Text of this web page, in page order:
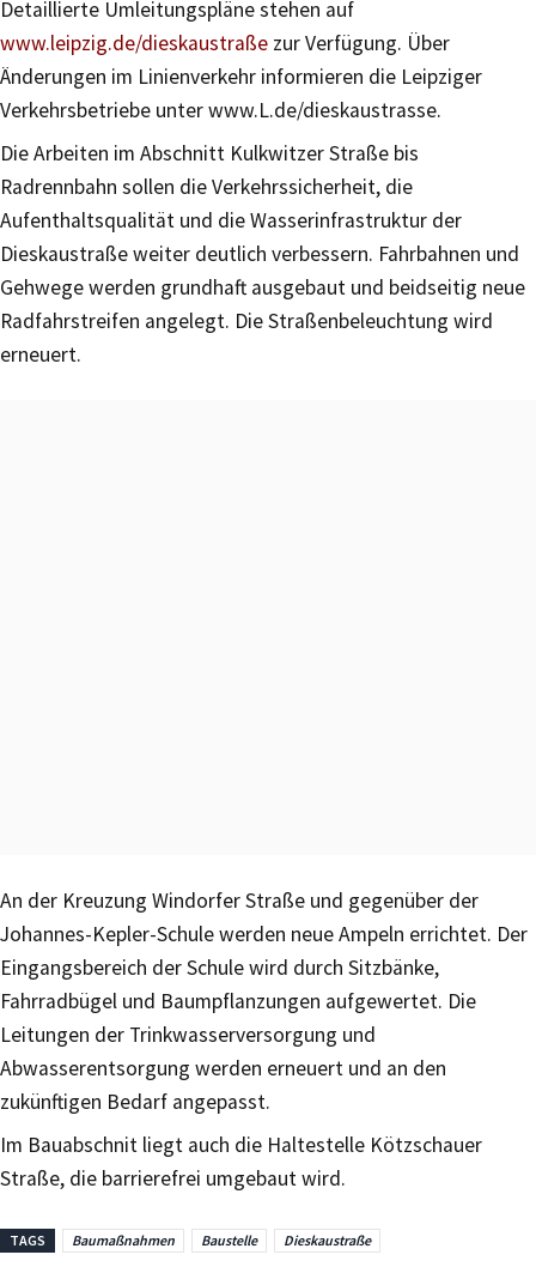
Detaillierte Umleitungspläne stehen auf
www.leipzig.de/dieskaustraße zur Verfügung. Über
Änderungen im Linienverkehr informieren die Leipziger
Verkehrsbetriebe unter www.L.de/dieskaustrasse.
Die Arbeiten im Abschnitt Kulkwitzer Straße bis
Radrennbahn sollen die Verkehrssicherheit, die
Aufenthaltsqualität und die Wasserinfrastruktur der
Dieskaustraße weiter deutlich verbessern. Fahrbahnen und
Gehwege werden grundhaft ausgebaut und beidseitig neue
Radfahrstreifen angelegt. Die Straßenbeleuchtung wird
erneuert.
An der Kreuzung Windorfer Straße und gegenüber der
Johannes-Kepler-Schule werden neue Ampeln errichtet. Der
Eingangsbereich der Schule wird durch Sitzbänke,
Fahrradbügel und Baumpflanzungen aufgewertet. Die
Leitungen der Trinkwasserversorgung und
Abwasserentsorgung werden erneuert und an den
zukünftigen Bedarf angepasst.
Im Bauabschnit liegt auch die Haltestelle Kötzschauer
Straße, die barrierefrei umgebaut wird.
TAGS Baumaßnahmen Baustelle Dieskaustraße